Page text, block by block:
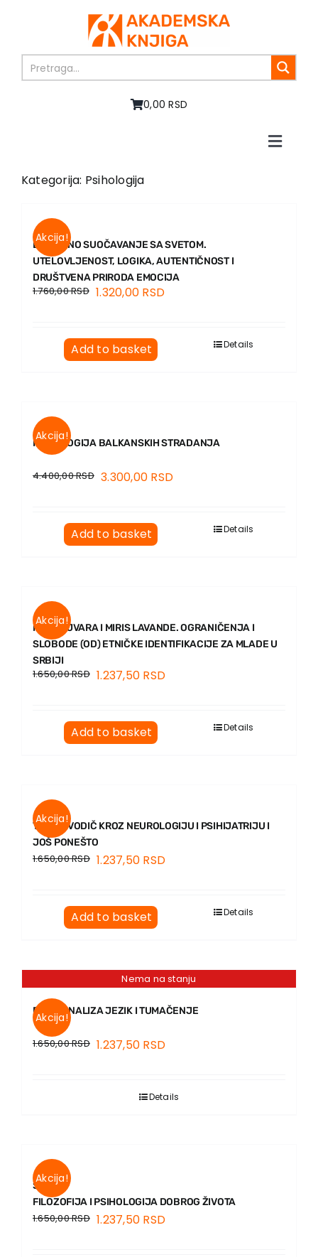
0,00 RSD
Toggle
About us
In preparation
Sale
Authors
Kategorija: Psihologija
Akcija!
EMOTIVNO SUOČAVANJE SA SVETOM.
UTELOVLJENOST, LOGIKA, AUTENTIČNOST I
DRUŠTVENA PRIRODA EMOCIJA
1.760,00RSD 1.320,00 RSD
Add to basket Details
Akcija!
PSIHOLOGIJA BALKANSKIH STRADANJA
4.400,00RSD 3.300,00 RSD
Add to basket Details
Akcija!
MIRIS AJVARA I MIRIS LAVANDE. OGRANIČENJA I
SLOBODE (OD) ETNIČKE IDENTIFIKACIJE ZA MLADE U
SRBIJI
1.650,00RSD 1.237,50 RSD
Add to basket Details
Akcija!
TIKTOK VODIČ KROZ NEUROLOGIJU I PSIHIJATRIJU I
JOŠ PONEŠTO
1.650,00RSD 1.237,50 RSD
Add to basket Details
Nema na stanju
Akcija!
PSIHOANALIZA JEZIK I TUMAČENJE
1.650,00RSD 1.237,50 RSD
Details
Akcija!
SREĆA.
FILOZOFIJA I PSIHOLOGIJA DOBROG ŽIVOTA
1.650,00RSD 1.237,50 RSD